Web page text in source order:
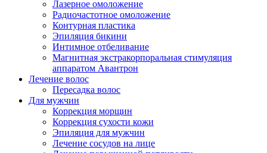
Лазерное омоложение
Радиочастотное омоложение
Контурная пластика
Эпиляция бикини
Интимное отбеливание
Магнитная экстракорпоральная стимуляция
аппаратом Авантрон
Лечение волос
Пересадка волос
Для мужчин
Коррекция морщин
Коррекция сухости кожи
Эпиляция для мужчин
Лечение сосудов на лице